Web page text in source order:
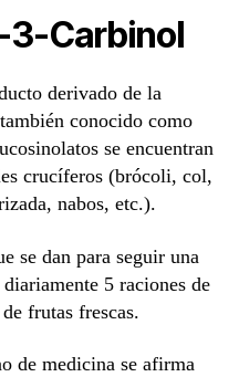
3-Carbinol
derivado de la
conocido como
se encuentran
crucíferos (brócoli, col,
nabos, etc.).
se dan para seguir una
5 raciones de
frutas frescas.
de medicina se afirma